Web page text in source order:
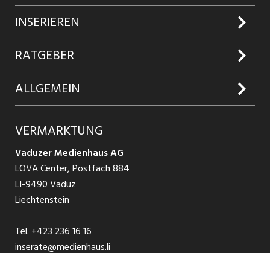
Jobs suchen
Jobabo
Firmen entdecken
Jobs in Graubünden
Jobs in St. Gallen
Jobs in Glarus
Jobs in der Südostschweiz
Temporär Jobs
INSERIEREN
Kundenlogin
Inserieren
Produkte
Schnittstelle
RATGEBER
Glossar
Ratgeber Bewerbung / Rekrutierung
ALLGEMEIN
AGB
Datenschutzbestimmungen
Nutzungsbedingungen
Impressum
VERMARKTUNG
Vaduzer Medienhaus AG
LOVA Center, Postfach 884
LI-9490 Vaduz
Liechtenstein
Tel. +423 236 16 16
inserate@medienhaus.li